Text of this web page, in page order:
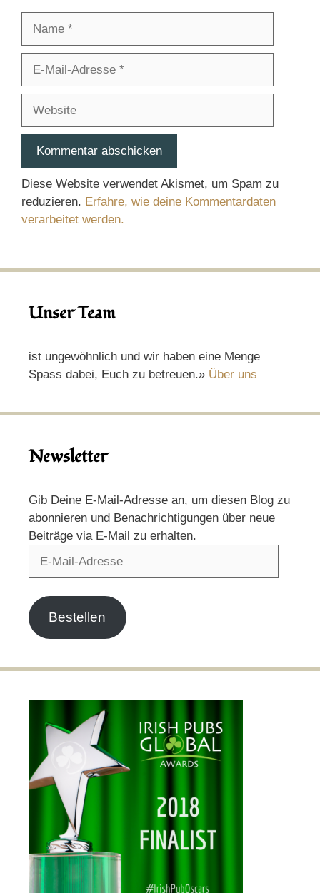
Adresse
Diese Website verwendet Akismet, um Spam zu
reduzieren. Erfahre, wie deine Kommentardaten
verarbeitet werden.
Unser Team
ist ungewöhnlich und wir haben eine Menge
Spass dabei, Euch zu betreuen.» Über uns
Newsletter
Gib Deine E-Mail-Adresse an, um diesen Blog zu
abonnieren und Benachrichtigungen über neue
Beiträge via E-Mail zu erhalten.
Bestellen